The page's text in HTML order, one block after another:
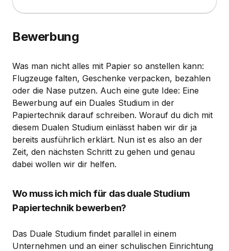
Bewerbung
Was man nicht alles mit Papier so anstellen kann:
Flugzeuge falten, Geschenke verpacken, bezahlen
oder die Nase putzen. Auch eine gute Idee: Eine
Bewerbung auf ein Duales Studium in der
Papiertechnik darauf schreiben. Worauf du dich mit
diesem Dualen Studium einlässt haben wir dir ja
bereits ausführlich erklärt. Nun ist es also an der
Zeit, den nächsten Schritt zu gehen und genau
dabei wollen wir dir helfen.
Wo muss ich mich für das duale Studium
Papiertechnik bewerben?
Das Duale Studium findet parallel in einem
Unternehmen und an einer schulischen Einrichtung